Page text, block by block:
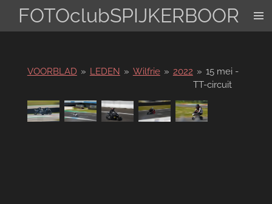
directFOTOclubSPIJKERBOOR
VOORBLAD » LEDEN » Wilfrie » 2022 » 15 mei -
TT-circuit